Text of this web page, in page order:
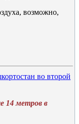
возможно,
во второй
14 метров в